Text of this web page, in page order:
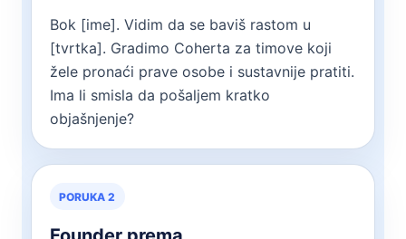
Bok [ime]. Vidim da se baviš rastom u
[tvrtka]. Gradimo Coherta za timove koji
žele pronaći prave osobe i sustavnije pratiti.
Ima li smisla da pošaljem kratko
objašnjenje?
PORUKA 2